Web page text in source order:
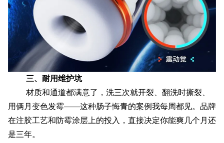
三、耐用维护坑
材质和通道都满意了，洗三次就开裂、翻洗时撕裂、
用俩月变色发霉——这种肠子悔青的案例我每周都见。品牌
在注胶工艺和防霉涂层上的投入，直接决定你能爽几个月还
是三年。